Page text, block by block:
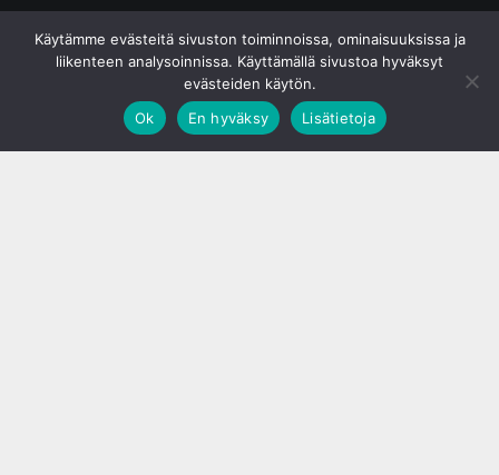
Käytämme evästeitä sivuston toiminnoissa, ominaisuuksissa ja
liikenteen analysoinnissa. Käyttämällä sivustoa hyväksyt
evästeiden käytön.
Ok
En hyväksy Lisätietoja